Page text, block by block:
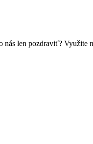
len pozdraviť?